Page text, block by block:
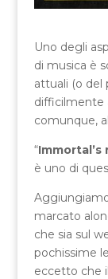
Uno degli
di musica è
attuali (o del
difficilmente
comunque,
“Immortal’s
è uno di
marcato
che sia sul
pochissime
eccetto che